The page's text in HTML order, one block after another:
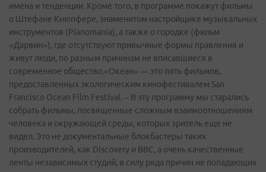
имена и тенденции. Кроме того, в программе покажут фильмы
о Штефане Кнюпфере, знаменитом настройщике музыкальных
инструментов (Pianomania), а также о городке (фильм
«Дарвин»), где отсутствуют привычные формы правления и
живут люди, по разным причинам не вписавшиеся в
современное общество.«Океан» — это пять фильмов,
предоставленных экологическим кинофестивалем San
Francisco Ocean Film Festival. – В эту программу мы старались
собрать фильмы, посвященные сложным взаимоотношениям
человека и окружающей среды, которых зритель еще не
видел. Это не документальные блокбастеры таких
производителей, как Discovery и BBC, а очень качественные
ленты независимых студий, в силу ряда причин не попадающих